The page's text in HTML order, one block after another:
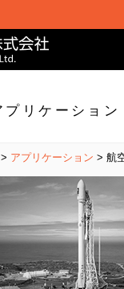
プリケーション
> アプリケーション > 航